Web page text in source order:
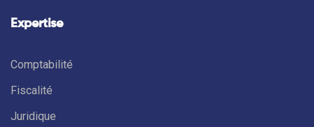
Expertise
Comptabilité
Fiscalité
Juridique